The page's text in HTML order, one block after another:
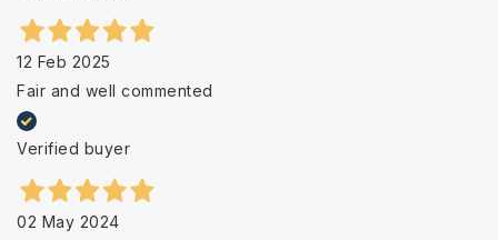
12 Feb 2025
Fair and well commented
Verified buyer
02 May 2024